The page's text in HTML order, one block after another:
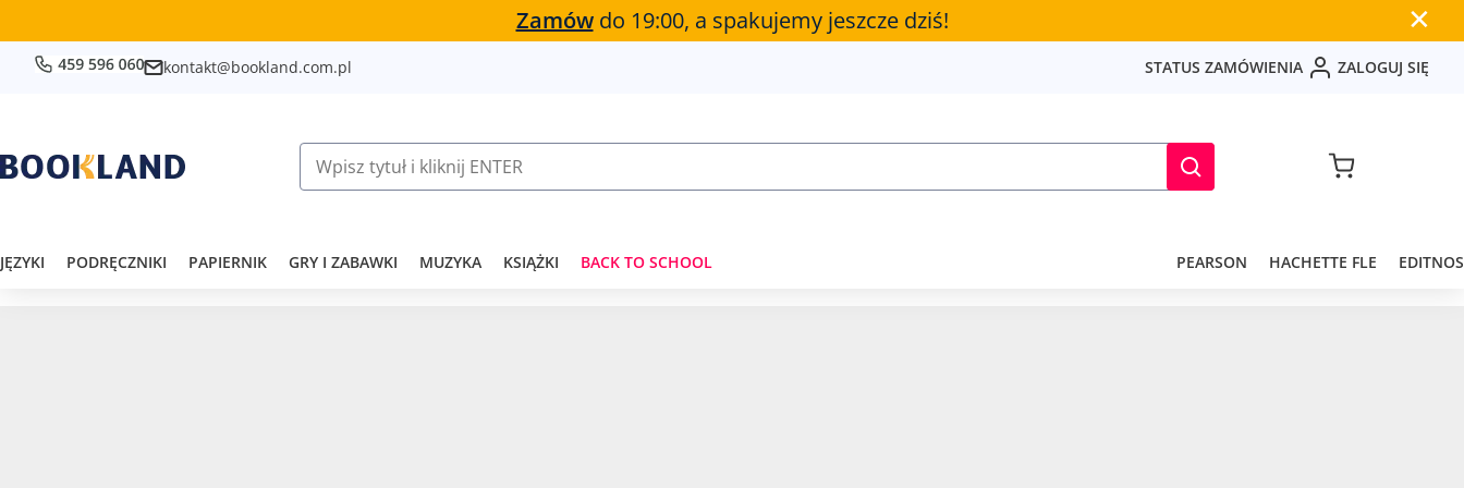
Zamówdo 19:00, a spakujemy jeszcze dziś! ✕
kontakt@bookland.com.pl STATUS ZAMÓWIENIA ZALOGUJ SIĘ
JĘZYKI PODRĘCZNIKI PAPIERNIK GRY I ZABAWKI MUZYKA KSIĄŻKI BACK TO SCHOOL PEARSON HACHETTE FLE EDITNOS